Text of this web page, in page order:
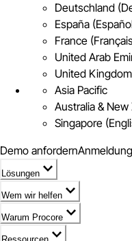
Deutschland
España
France
United Arab
United
Asia Pacific
Australia &
Singapore
Demo anfordernAnmeldung
Lösungen
Wem wir helfen
Warum Procore